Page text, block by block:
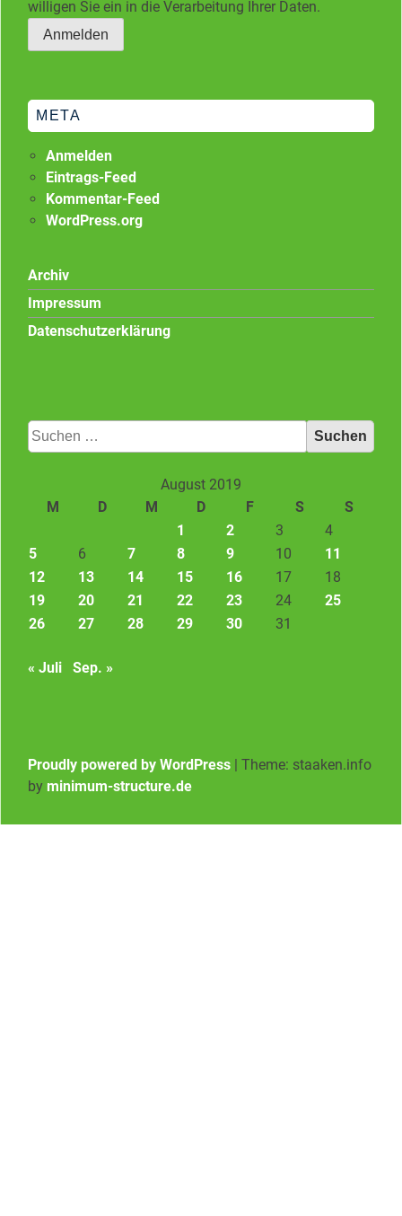
willigen Sie ein in die Verarbeitung Ihrer Daten.
META
Anmelden
Eintrags-Feed
Kommentar-Feed
WordPress.org
Archiv
Impressum
Datenschutzerklärung
Suchen
nach:
August 2019
M
D M D F S
S
1
2 3
4
5
6 7 8 9 10
11
12
13 14 15 16 17
18
19
20 21 22 23 24
25
26
27 28 29 30 31
« Juli Sep. »
Proudly powered by WordPress | Theme: staaken.info
by minimum-structure.de